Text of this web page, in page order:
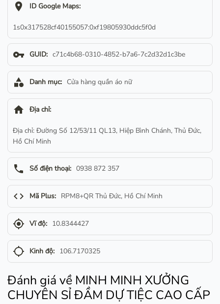
location_on ID Google Maps:
1s0x317528cf40155057:0xf19805930ddc5f0d
vpn_key GUID: c71c4b68-0310-4852-b7a6-7c2d32d1c3be
category Danh mục: Cửa hàng quần áo nữ
home Địa chỉ:
Địa chỉ: Đường Số 12/53/11 QL13, Hiệp Bình Chánh, Thủ Đức,
Hồ Chí Minh
phone Số điện thoại: 0938 872 357
code Mã Plus: RPM8+QR Thủ Đức, Hồ Chí Minh
gps_fixed Vĩ độ: 10.8344427
gps_not_fixed Kinh độ: 106.7170325
Đánh giá về MINH MINH XƯỞNG
CHUYÊN SỈ ĐẦM DỰ TIỆC CAO CẤP